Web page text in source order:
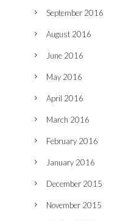
September 2016
August 2016
June 2016
May 2016
April 2016
March 2016
February 2016
January 2016
December 2015
November 2015